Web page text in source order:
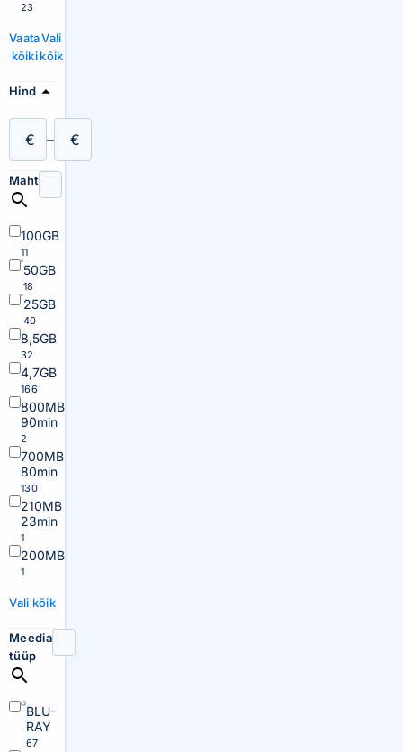
23
Vaata
kõiki
Vali
kõik
Hind
€ – €
Maht
100GB
11
50GB
18
25GB
40
8,5GB
32
4,7GB
166
800MB
90min
2
700MB
80min
130
210MB
23min
1
200MB
1
Vali kõik
Meedia
tüüp
BLU-
RAY
67